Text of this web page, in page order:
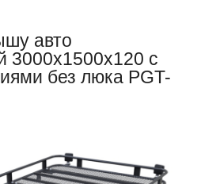
авто
3000x1500x120 с
без люка PGT-